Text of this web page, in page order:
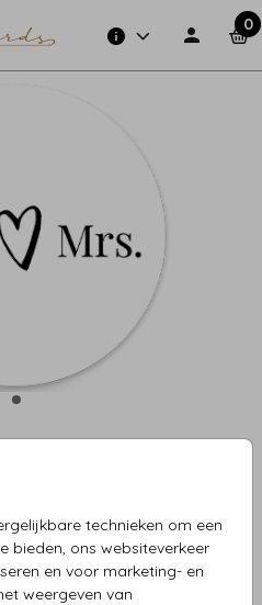
0
technieken om een
bieden, ons websiteverkeer
en voor marketing- en
weergeven van
Mrs.
25 zegels Prijs:€ 6,50